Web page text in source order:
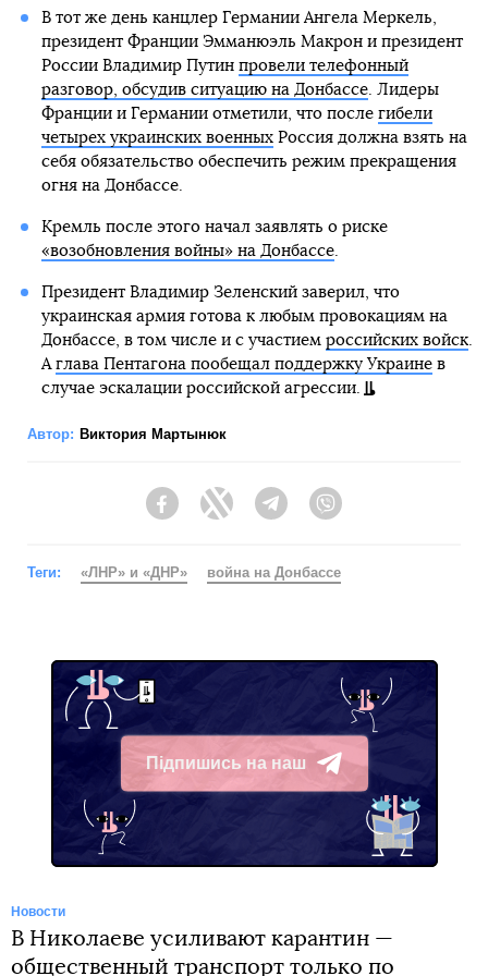
В тот же день канцлер Германии Ангела Меркель,
президент Франции Эмманюэль Макрон и президент
России Владимир Путин провели телефонный
разговор, обсудив ситуацию на Донбассе. Лидеры
Франции и Германии отметили, что после гибели
четырех украинских военныхРоссия должна взять на
себя обязательство обеспечить режим прекращения
огня на Донбассе.
Кремль после этого начал заявлять о риске
«возобновления войны» на Донбассе.
Президент Владимир Зеленский заверил, что
украинская армия готова к любым провокациям на
Донбассе, в том числе и с участием российских войск.
А глава Пентагона пообещал поддержку Украинев
случае эскалации российской агрессии.
Автор: Виктория Мартынюк
FacebookTwitter Telegram
Теги: «ЛНР» и «ДНР» война на Донбассе
Підпишись на наш
Telegram
Новости
В Николаеве усиливают карантин —
общественный транспорт только по